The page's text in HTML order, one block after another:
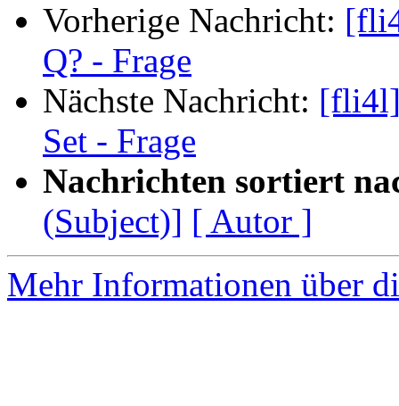
Vorherige Nachricht:
Q? - Frage
Nächste Nachricht: [fli4l]
Set - Frage
Nachrichten sortiert
(Subject)] [ Autor ]
Mehr Informationen über